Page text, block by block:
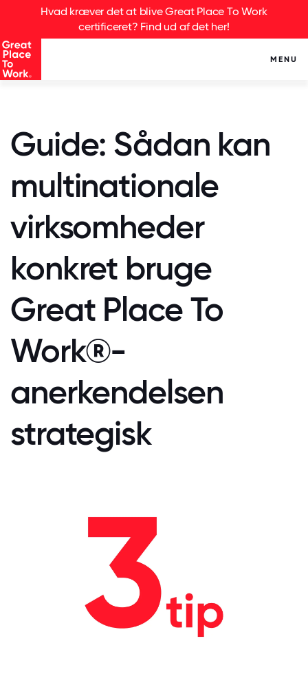
Hvad kræver det at blive Great Place To Work
certificeret? Find ud af det her!
MENU
Guide: Sådan kan
multinationale
virksomheder
konkret bruge
Great Place To
Work®-
anerkendelsen
strategisk